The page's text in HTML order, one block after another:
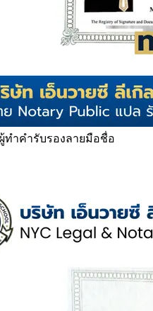
ทำคำรับรองลายมือชื่อ